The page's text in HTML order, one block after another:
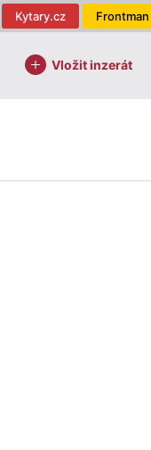
Frontman
Kytary.cz
Vložit inzerát